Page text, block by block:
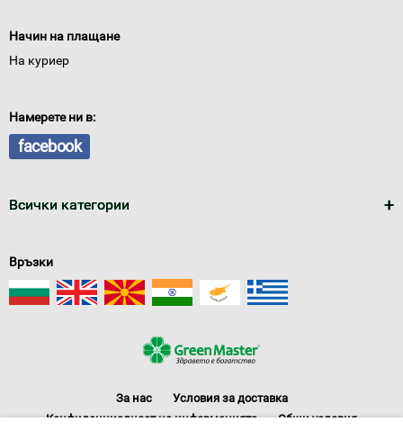
Начин на плащане
На куриер
Намерете ни в:
facebook
Всички категории
Връзки
За нас
Условия за доставка
Конфиденциалност на информацията
Общи условия